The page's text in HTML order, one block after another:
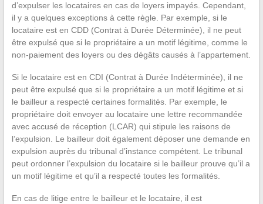
d’expulser les locataires en cas de loyers impayés. Cependant,
il y a quelques exceptions à cette règle. Par exemple, si le
locataire est en CDD (Contrat à Durée Déterminée), il ne peut
être expulsé que si le propriétaire a un motif légitime, comme le
non-paiement des loyers ou des dégâts causés à l’appartement.
Si le locataire est en CDI (Contrat à Durée Indéterminée), il ne
peut être expulsé que si le propriétaire a un motif légitime et si
le bailleur a respecté certaines formalités. Par exemple, le
propriétaire doit envoyer au locataire une lettre recommandée
avec accusé de réception (LCAR) qui stipule les raisons de
l’expulsion. Le bailleur doit également déposer une demande en
expulsion auprès du tribunal d’instance compétent. Le tribunal
peut ordonner l’expulsion du locataire si le bailleur prouve qu’il a
un motif légitime et qu’il a respecté toutes les formalités.
En cas de litige entre le bailleur et le locataire, il est